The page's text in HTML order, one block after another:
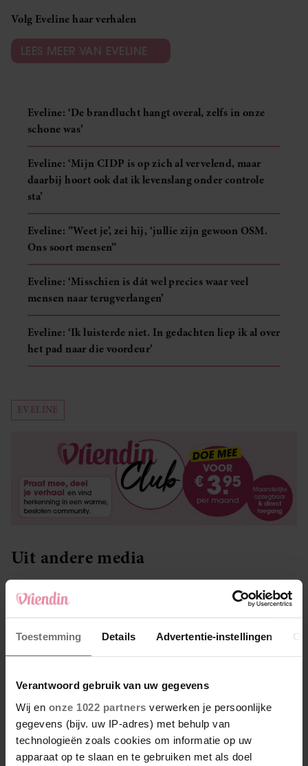
Toestemming Details Advertentie-instellingen
Verantwoord gebruik van uw gegevens
Wij en onze 1022 partners verwerken je persoonlijke
gegevens (bijv. uw IP-adres) met behulp van
technologieën zoals cookies om informatie op uw
apparaat op te slaan en te gebruiken met als doel
Volg Eveline haar verhalen
LEES MEER VAN EVELINE
Eveline: ‘De brandlucht hangt overal, zelfs in onze
schone was’
Eveline: ‘Mijn CIDP is op zich al vervelend, maar
daarbij hoort ook dat ik levenslang onder controle
sta’
Eveline: ”Weet je’, zei hij, ‘jullie zijn gewoon OSM.
Ons soort mensen”
Eveline: ‘Misschien is dát wel precies waar veel
mensen naar terugverlangen’
Eveline: ‘Ik luisterde niet. In gedachten liep ik al over
het pad naar die voordeur’
EVELINE
Uit andere media